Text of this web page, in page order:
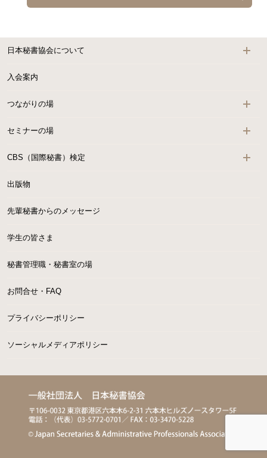
日本秘書協会について
入会案内
つながりの場
セミナーの場
CBS（国際秘書）検定
出版物
先輩秘書からのメッセージ
学生の皆さま
秘書管理職・秘書室の場
お問合せ・FAQ
プライバシーポリシー
ソーシャルメディアポリシー